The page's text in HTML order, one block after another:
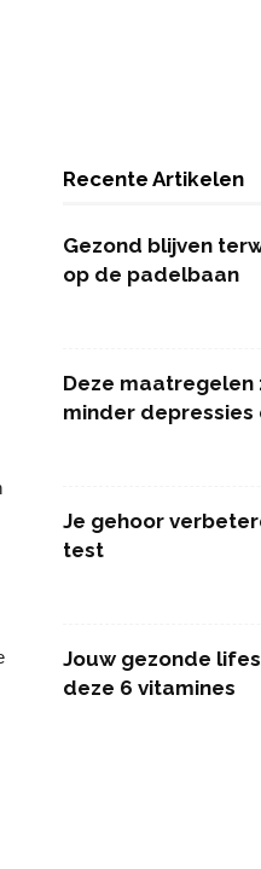
Recente Artikelen
Gezond blijven
op de padelbaan
Deze maatregelen
minder
Je gehoor
test
Jouw gezonde
deze 6 vitamines